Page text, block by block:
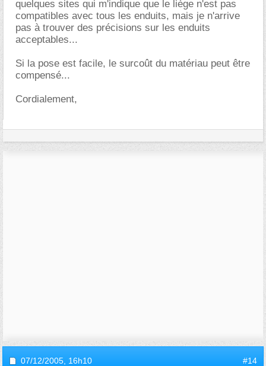
quelques sites qui m'indique que le liège n'est pas
compatibles avec tous les enduits, mais je n'arrive
pas à trouver des précisions sur les enduits
acceptables...
Si la pose est facile, le surcoût du matériau peut être
compensé...
Cordialement,
07/12/2005, 16h10 #14